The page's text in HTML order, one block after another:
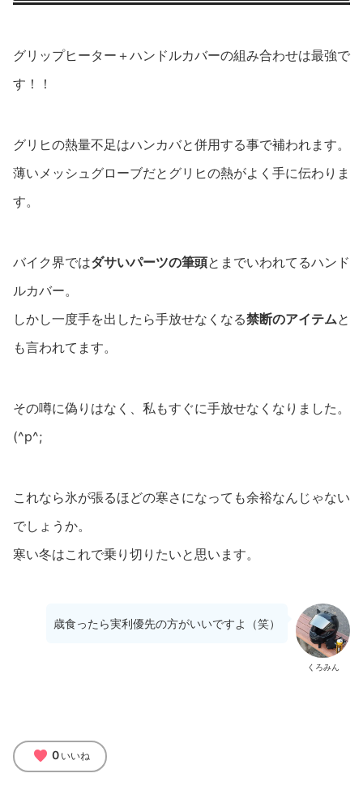
グリップヒーター＋ハンドルカバーの組み合わせは最強で
す！！
グリヒの熱量不足はハンカバと併用する事で補われます。
薄いメッシュグローブだとグリヒの熱がよく手に伝わりま
す。
バイク界ではダサいパーツの筆頭とまでいわれてるハンド
ルカバー。
しかし一度手を出したら手放せなくなる禁断のアイテムと
も言われてます。
その噂に偽りはなく、私もすぐに手放せなくなりました。
(^p^;
これなら氷が張るほどの寒さになっても余裕なんじゃない
でしょうか。
寒い冬はこれで乗り切りたいと思います。
くろみん
歳食ったら実利優先の方がいいですよ（笑）
favorite 0 いいね